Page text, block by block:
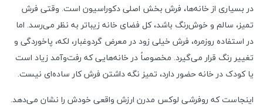
در بسیاری از خانه‌ها، فرش بخش اصلی دکوراسیون است. وقتی فرش
تمیز، سالم و خوش‌رنگ باشد، کل فضای خانه زیباتر به نظر می‌رسد. اما
در استفاده روزمره، فرش خیلی زود در معرض گردوغبار، لکه، پاخوردگی و
تغییر رنگ قرار می‌گیرد. مخصوصاً در خانه‌هایی که رفت‌وآمد زیاد است
یا کودک در خانه حضور دارد، تمیز نگه داشتن فرش کار ساده‌ای نیست.
اینجاست که روفرشی لوکس مدرن ارزش واقعی خودش را نشان می‌دهد.